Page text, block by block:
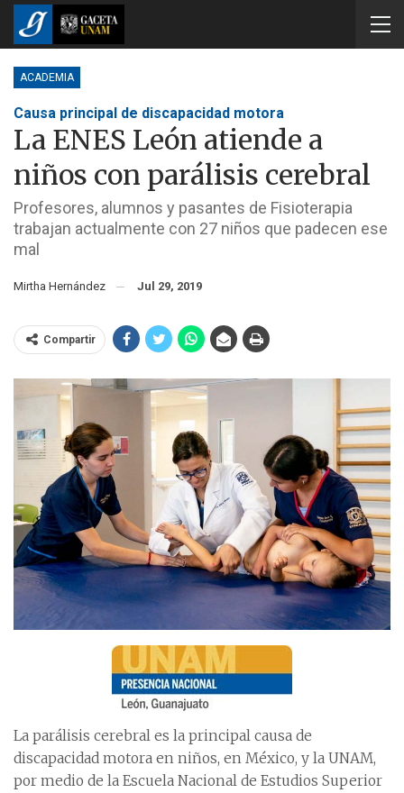
ACADEMIA
Causa principal de discapacidad motora
La ENES León atiende a
niños con parálisis cerebral
Profesores, alumnos y pasantes de Fisioterapia
trabajan actualmente con 27 niños que padecen ese
mal
Mirtha Hernández Jul 29, 2019
Compartir
La parálisis cerebral es la principal causa de
discapacidad motora en niños, en México, y la UNAM,
por medio de la Escuela Nacional de Estudios Superior